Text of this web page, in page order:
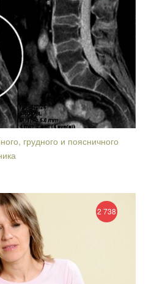
грудного и поясничного
2 738